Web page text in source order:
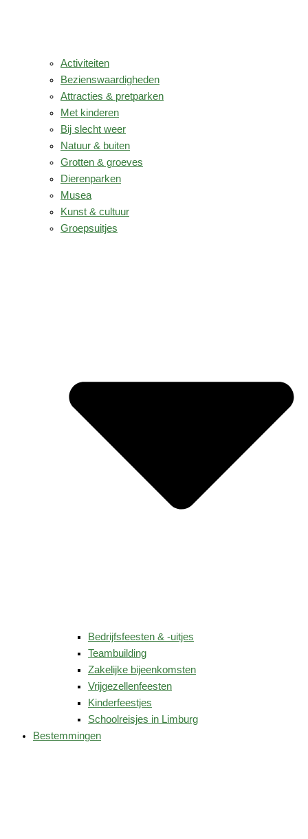
Activiteiten
Bezienswaardigheden
Attracties & pretparken
Met kinderen
Bij slecht weer
Natuur & buiten
Grotten & groeves
Dierenparken
Musea
Kunst & cultuur
Groepsuitjes
Bedrijfsfeesten & -uitjes
Teambuilding
Zakelijke bijeenkomsten
Vrijgezellenfeesten
Kinderfeestjes
Schoolreisjes in Limburg
Bestemmingen